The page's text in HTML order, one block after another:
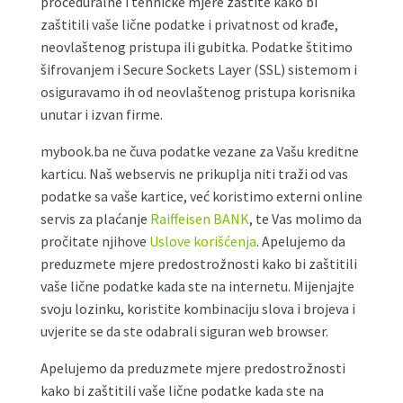
zaštitili vaše lične podatke i privatnost od krađe,
neovlaštenog pristupa ili gubitka. Podatke štitimo
šifrovanjem i Secure Sockets Layer (SSL) sistemom i
osiguravamo ih od neovlaštenog pristupa korisnika
unutar i izvan firme.
mybook.ba ne čuva podatke vezane za Vašu kreditne
karticu. Naš webservis ne prikuplja niti traži od vas
podatke sa vaše kartice, već koristimo externi online
servis za plaćanje Raiffeisen BANK, te Vas molimo da
pročitate njihove Uslove korišćenja. Apelujemo da
preduzmete mjere predostrožnosti kako bi zaštitili
vaše lične podatke kada ste na internetu. Mijenjajte
svoju lozinku, koristite kombinaciju slova i brojeva i
uvjerite se da ste odabrali siguran web browser.
Apelujemo da preduzmete mjere predostrožnosti
kako bi zaštitili vaše lične podatke kada ste na